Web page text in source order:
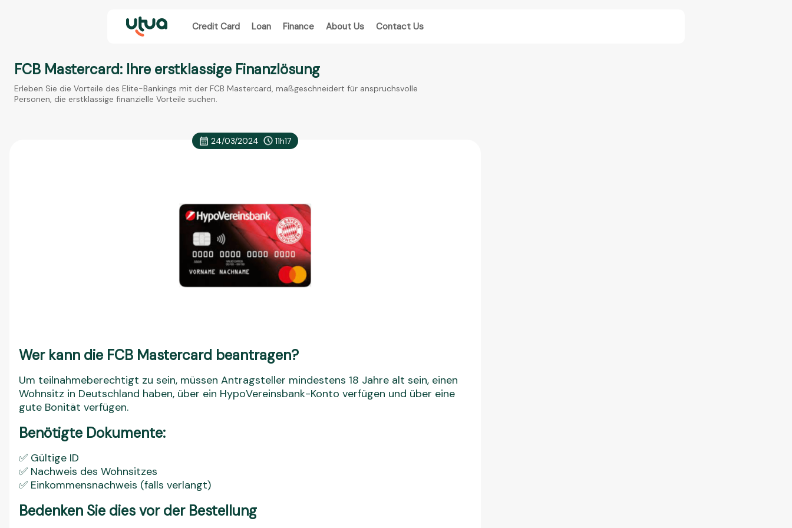
Credit Card Loan Finance About Us Contact Us
FCB Mastercard: Ihre erstklassige Finanzlösung
Erleben Sie die Vorteile des Elite-Bankings mit der FCB Mastercard, maßgeschneidert für anspruchsvolle
Personen, die erstklassige finanzielle Vorteile suchen.
24/03/2024 11h17
Wer kann die FCB Mastercard beantragen?
Um teilnahmeberechtigt zu sein, müssen Antragsteller mindestens 18 Jahre alt sein, einen
Wohnsitz in Deutschland haben, über ein HypoVereinsbank-Konto verfügen und über eine
gute Bonität verfügen.
Benötigte Dokumente:
✅ Gültige ID
✅ Nachweis des Wohnsitzes
✅ Einkommensnachweis (falls verlangt)
Bedenken Sie dies vor der Bestellung